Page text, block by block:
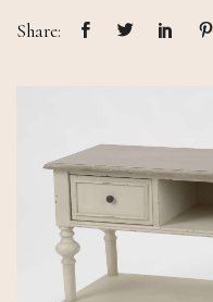
Share: